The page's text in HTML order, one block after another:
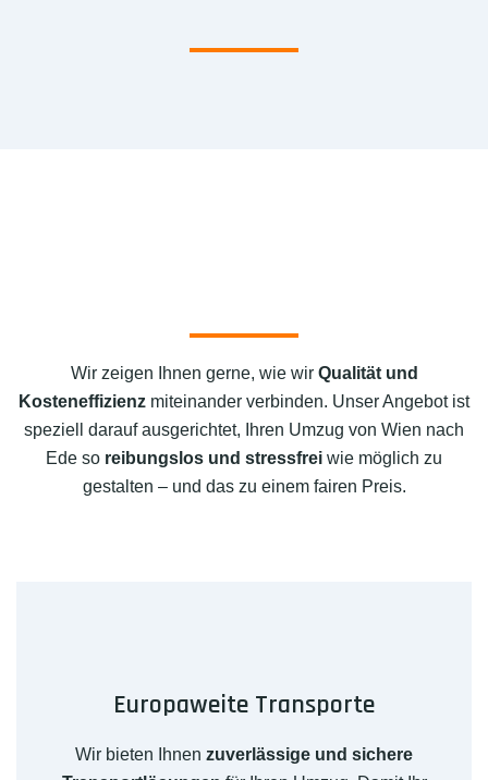
Wir zeigen Ihnen gerne, wie wir Qualität und
Kosteneffizienz miteinander verbinden. Unser Angebot ist
speziell darauf ausgerichtet, Ihren Umzug von Wien nach
Ede so reibungslos und stressfrei wie möglich zu
gestalten – und das zu einem fairen Preis.
Europaweite Transporte
Wir bieten Ihnen zuverlässige und sichere